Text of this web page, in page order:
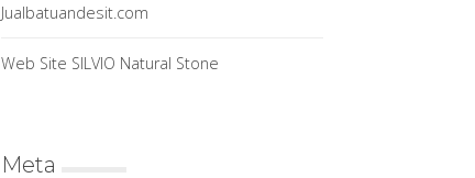
Jualbatuandesit.com
Web Site SILVIO Natural Stone
Meta